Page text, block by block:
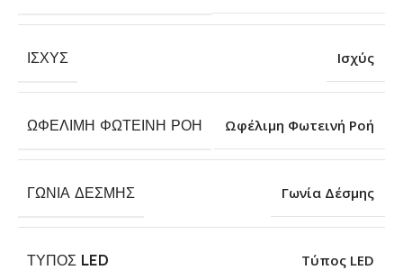
ΙΣΧΎΣ Ισχύς
ΩΦΈΛΙΜΗ ΦΩΤΕΙΝΉ ΡΟΉ Ωφέλιμη Φωτεινή Ροή
ΓΩΝΊΑ ΔΈΣΜΗΣ Γωνία Δέσμης
ΤΎΠΟΣ LED Τύπος LED